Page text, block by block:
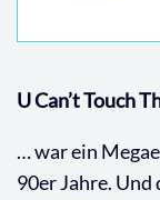
U Can’t Touch
… war ein
90er Jahre.